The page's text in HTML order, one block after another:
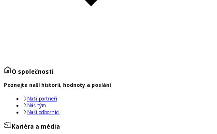
O společnosti
Poznejte naší historii, hodnoty a poslání
Naši partneři
Náš tým
Naši odborníci
Kariéra a média